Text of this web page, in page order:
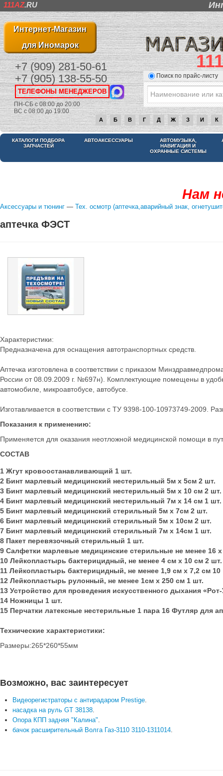
111AZ.RU
Интернет-Магазин
для Иномарок
+7 (909) 281-50-61
+7 (905) 138-55-50
ТЕЛЕФОНЫ МЕНЕДЖЕРОВ
ПН-СБ с 08:00 до 20:00
ВС с 08:00 до 19:00
Поиск по прайс-листу
А Б В Г Д Ж З И К
КАТАЛОГИ ПОДБОРА
ЗАПЧАСТЕЙ
АВТОАКСЕССУАРЫ
АВТОМУЗЫКА,
НАВИГАЦИЯ И
ОХРАННЫЕ СИСТЕМЫ
Нам
Аксессуары и тюнинг — Тех. осмотр (аптечка,аварийный знак,
аптечка ФЭСТ
Характеристики:
Предназначена для оснащения автотранспортных средств.
Аптечка изготовлена в соответствии с приказом
России от 08.09.2009 г. №697н). Комплектующие помещены в
автомобиле, микроавтобусе, автобусе.
Изготавливается в соответствии с ТУ 9398-100-10973749-2009.
Показания к применению:
Применяется для оказания неотложной медицинской помощи в
СОСТАВ
1 Жгут кровоостанавливающий 1 шт.
2 Бинт марлевый медицинский нестерильный 5м х 5см 2 шт.
3 Бинт марлевый медицинский нестерильный 5м х 10 см 2 шт.
4 Бинт марлевый медицинский нестерильный 7м х 14 см 1 шт.
5 Бинт марлевый медицинский стерильный 5м х 7см 2 шт.
6 Бинт марлевый медицинский стерильный 5м х 10см 2 шт.
7 Бинт марлевый медицинский стерильный 7м х 14см 1 шт.
8 Пакет перевязочный стерильный 1 шт.
9 Салфетки марлевые медицинские стерильные не менее 16
10 Лейкопластырь бактерицидный, не менее 4 см х 10 см 2 шт.
11 Лейкопластырь бактерицидный, не менее 1,9 см х 7,2 см 10
12 Лейкопластырь рулонный, не менее 1см х 250 см 1 шт.
13 Устройство для проведения искусственного дыхания
14 Ножницы 1 шт.
15 Перчатки латексные нестерильные 1 пара 16 Футляр для
Технические характеристики:
Размеры:265*260*55мм
Возможно, вас заинтересует
Видеорегистраторы с антирадаром Prestige.
насадка на руль GT 38138.
Опора КПП задняя "Калина".
бачок расширительный Волга Газ-3110 3110-1311014.